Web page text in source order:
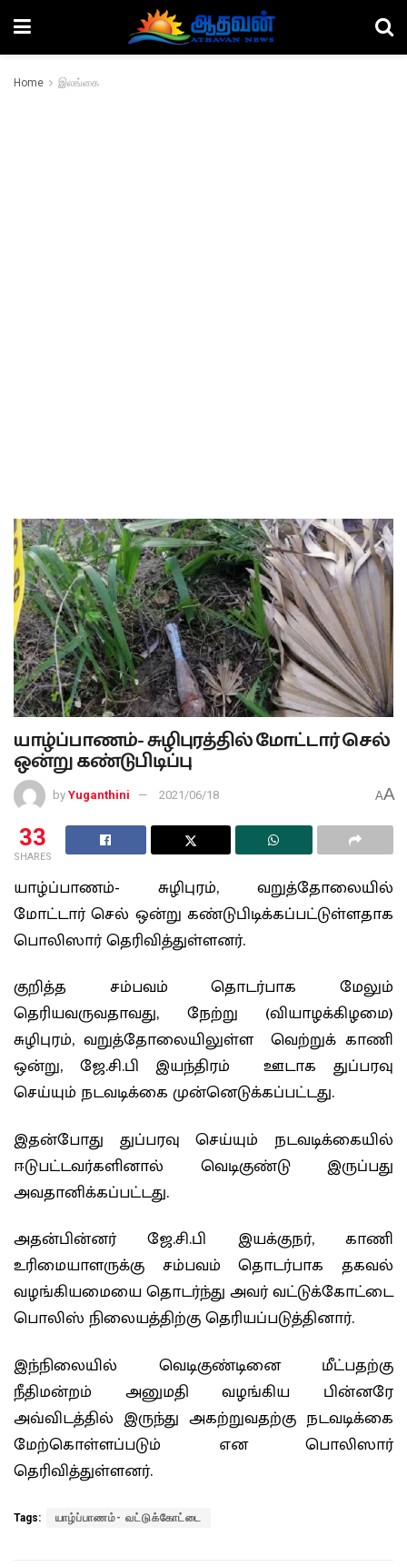
Home இலங்கை
யாழ்ப்பாணம்- சுழிபுரத்தில் மோட்டார் செல்
ஒன்று கண்டுபிடிப்பு
by Yuganthini 2021/06/18 AA
33
SHARES
யாழ்ப்பாணம்- சுழிபுரம், வறுத்தோலையில்
மோட்டார் செல் ஒன்று கண்டுபிடிக்கப்பட்டுள்ளதாக
பொலிஸார் தெரிவித்துள்ளனர்.
குறித்த சம்பவம் தொடர்பாக மேலும்
தெரியவருவதாவது, நேற்று (வியாழக்கிழமை)
சுழிபுரம், வறுத்தோலையிலுள்ள வெற்றுக் காணி
ஒன்று, ஜே.சி.பி இயந்திரம் ஊடாக துப்பரவு
செய்யும் நடவடிக்கை முன்னெடுக்கப்பட்டது.
இதன்போது துப்பரவு செய்யும் நடவடிக்கையில்
ஈடுபட்டவர்களினால் வெடிகுண்டு இருப்பது
அவதானிக்கப்பட்டது.
அதன்பின்னர் ஜே.சி.பி இயக்குநர், காணி
உரிமையாளருக்கு சம்பவம் தொடர்பாக தகவல்
வழங்கியமையை தொடர்ந்து அவர் வட்டுக்கோட்டை
பொலிஸ் நிலையத்திற்கு தெரியப்படுத்தினார்.
இந்நிலையில் வெடிகுண்டினை மீட்பதற்கு
நீதிமன்றம் அனுமதி வழங்கிய பின்னரே
அவ்விடத்தில் இருந்து அகற்றுவதற்கு நடவடிக்கை
மேற்கொள்ளப்படும் என பொலிஸார்
தெரிவித்துள்ளனர்.
Tags: யாழ்ப்பாணம்- வட்டுக்கோட்டை